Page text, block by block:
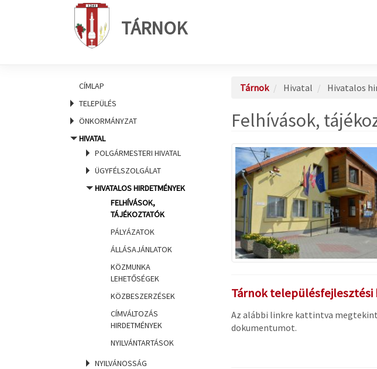
TÁRNOK
CÍMLAP
TELEPÜLÉS
ÖNKORMÁNYZAT
HIVATAL
POLGÁRMESTERI HIVATAL
ÜGYFÉLSZOLGÁLAT
HIVATALOS HIRDETMÉNYEK
FELHÍVÁSOK,
TÁJÉKOZTATÓK
PÁLYÁZATOK
ÁLLÁSAJÁNLATOK
KÖZMUNKA
LEHETŐSÉGEK
KÖZBESZERZÉSEK
CÍMVÁLTOZÁS
HIRDETMÉNYEK
NYILVÁNTARTÁSOK
NYILVÁNOSSÁG
Tárnok Hivatal Hivatalos
Felhívások,
Tárnok településfejlesztési
Az alábbi linkre kattintva
dokumentumot.